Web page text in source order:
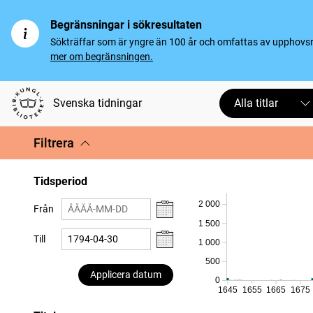
Begränsningar i sökresultaten
Sökträffar som är yngre än 100 år och omfattas av
mer om begränsningen.
Svenska tidningar Alla titlar
Filtrera
Tidsperiod
Från
Till
Applicera datum
0
500
1 000
1 500
2 000
1645 1655 1665 1675